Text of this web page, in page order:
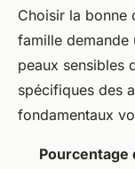
Choisir la bonne
famille demande
peaux sensibles
spécifiques des
fondamentaux